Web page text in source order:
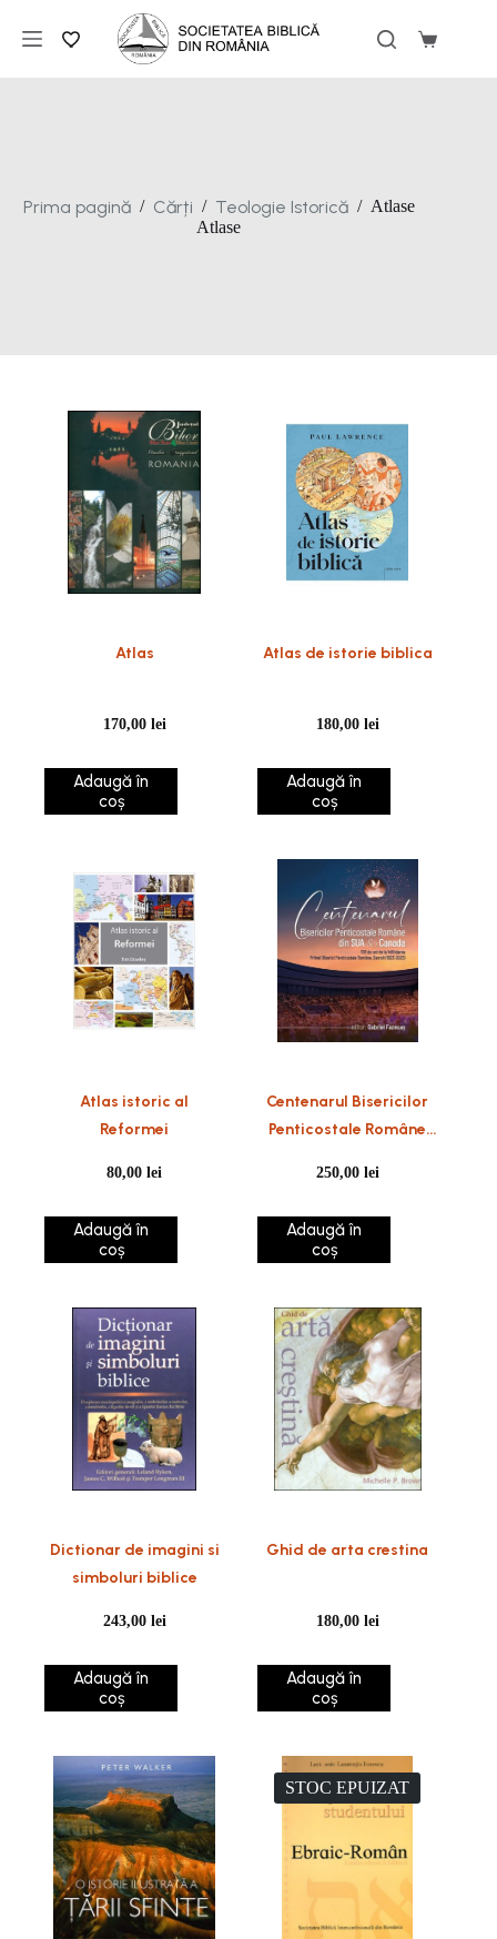
conținut
Coș
Prima pagină / Cărți / Teologie Istorică / Atlase
Atlase
Atlas
170,00 lei
Adaugă în
coș
Atlas de istorie biblica
180,00 lei
Adaugă în
coș
Atlas istoric al
Reformei
80,00lei
Adaugă în
coș
Centenarul Bisericilor
Penticostale Române
250,00 lei
Adaugă în
coș
Dictionar de imagini si
simboluri biblice
243,00 lei
Adaugă în
coș
Ghid de arta crestina
180,00 lei
Adaugă în
coș
STOC EPUIZAT